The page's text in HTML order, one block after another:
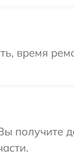
время
получите